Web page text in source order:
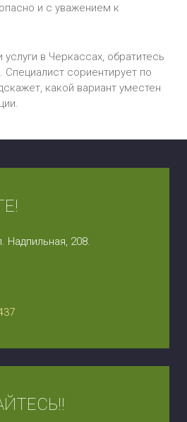
и с уважением к
услуги в Черкассах, обратитесь
Специалист сориентирует по
какой вариант уместен
Надпильная, 208.